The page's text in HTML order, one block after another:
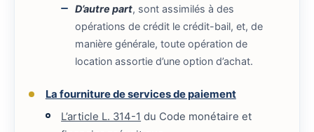
D’autre part, sont assimilés à des
opérations de crédit le crédit-bail, et, de
manière générale, toute opération de
location assortie d’une option d’achat.
La fourniture de services de paiement
L’article L. 314-1 du Code monétaire et